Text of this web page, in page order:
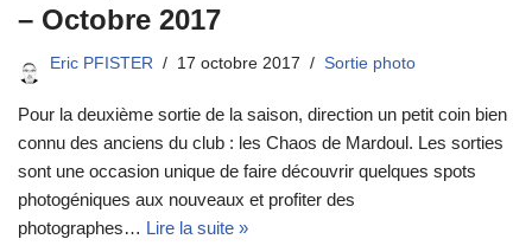
– Octobre 2017
Eric PFISTER 17 octobre 2017 Sortie photo
Pour la deuxième sortie de la saison, direction un petit coin bien
connu des anciens du club : les Chaos de Mardoul. Les sorties
sont une occasion unique de faire découvrir quelques spots
photogéniques aux nouveaux et profiter des
photographes… Lire la suite »